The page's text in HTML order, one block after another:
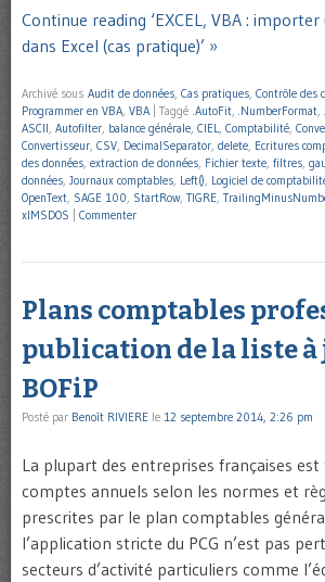
Continue reading ‘EXCEL, VBA :
dans Excel (cas pratique)’ »
Archivé sous Audit de données, Cas pratiques, Contrôle des
Programmer en VBA, VBA Taggé .AutoFit, .NumberFormat,
ASCII, Autofilter, balance générale, CIEL, Comptabilité,
Convertisseur, CSV, DecimalSeparator, delete, Ecritures
des données, extraction de données, Fichier texte, filtres,
données, Journaux comptables, Left(), Logiciel de
OpenText, SAGE 100, StartRow, TIGRE,
xlMSDOS
Commenter
Plans comptables
publication de la liste à
BOFiP
Posté par Benoît RIVIERE le 12 septembre 2014, 2:26 pm
La plupart des entreprises françaises est
comptes annuels selon les normes et
prescrites par le plan comptables
l’application stricte du PCG n’est pas
secteurs d’activité particuliers comme